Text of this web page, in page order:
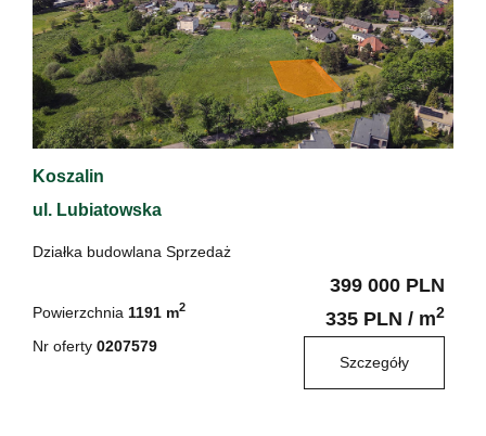
Koszalin
ul. Lubiatowska
Działka budowlana Sprzedaż
Powierzchnia 1191 m2
Nr oferty 0207579
399 000 PLN
335 PLN / m2
Szczegóły